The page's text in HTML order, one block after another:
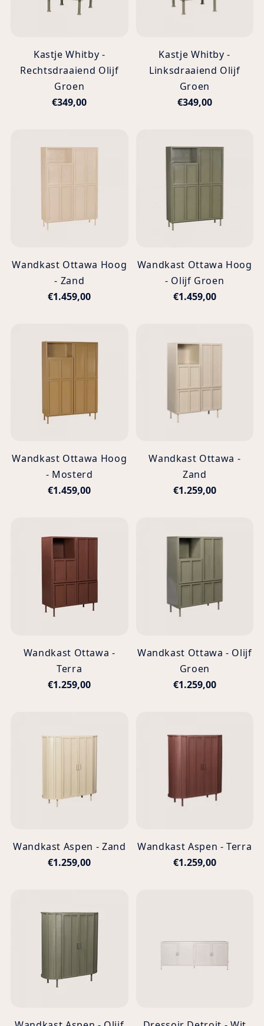
Kastje Whitby -
Rechtsdraaiend Olijf
Groen
€349,00
Kastje Whitby -
Linksdraaiend Olijf
Groen
€349,00
Wandkast Ottawa Hoog
- Zand
€1.459,00
Wandkast Ottawa Hoog
- Olijf Groen
€1.459,00
Wandkast Ottawa Hoog
- Mosterd
€1.459,00
Wandkast Ottawa -
Zand
€1.259,00
Wandkast Ottawa -
Terra
€1.259,00
Wandkast Ottawa - Olijf
Groen
€1.259,00
Wandkast Aspen - Zand
€1.259,00
Wandkast Aspen - Terra
€1.259,00